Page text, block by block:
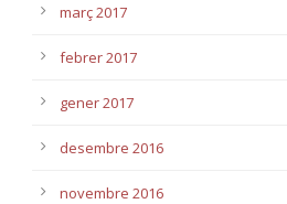
març 2017
febrer 2017
gener 2017
desembre 2016
novembre 2016